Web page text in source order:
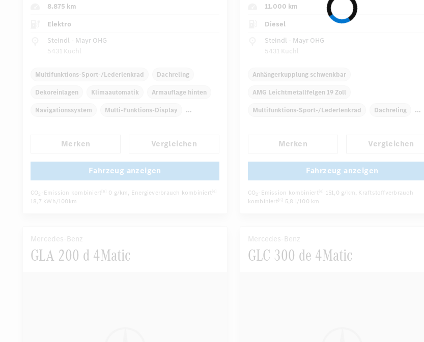
8.875 km
Elektro
Steindl - Mayr OHG
5431 Kuchl
Multifunktions-Sport-/Lederlenkrad Dachreling
Dekoreinlagen Klimaautomatik Armauflage hinten
Navigationssystem Multi-Funktions-Display
Automatisch abblendender Innenspiegel ...
Merken Vergleichen
Fahrzeug anzeigen
CO2 -Emission kombiniert [6] 0 g/km, Energieverbrauch kombiniert [6]
18,7 kWh/100km
11.000 km
Diesel
Steindl - Mayr OHG
5431 Kuchl
Anhängerkupplung schwenkbar
AMG Leichtmetallfelgen 19 Zoll
Multifunktions-Sport-/Lederlenkrad Dachreling
Armauflage hinten Navigationssystem Regensensor
Direktlenkung ...
Merken Vergleichen
Fahrzeug anzeigen
CO2-Emission kombiniert [6] 151,0 g/km, Kraftstoffverbrauch
kombiniert [6] 5,8 l/100 km
Mercedes-Benz
GLA 200 d 4Matic
Mercedes-Benz
GLC 300 de 4Matic